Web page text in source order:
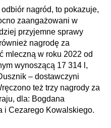
nagród, to pokazuje,
zaangażowani w
przyjemne sprawy
nagrodę za
mleczną w roku 2022 od
wynoszącą 17 314 l,
– dostawczyni
też trzy nagrody za
dla: Bogdana
i Cezarego Kowalskiego.